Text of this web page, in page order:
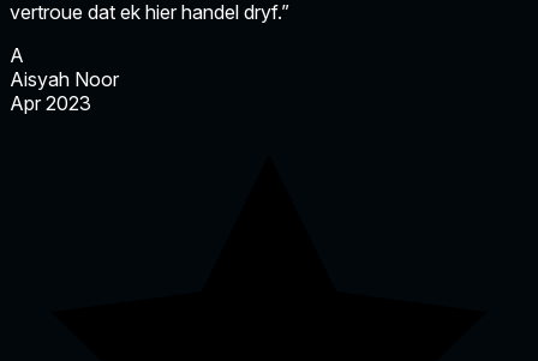
vertroue dat ek hier handel dryf.”
A
Aisyah Noor
Apr 2023